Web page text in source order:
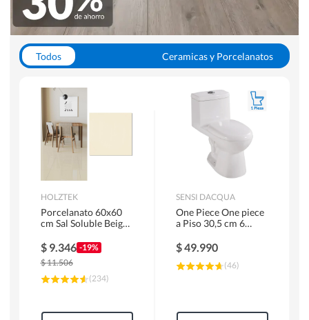
Todos
Ceramicas y Porcelanatos
WC y Sanitarios
Pisos Flotantes y Laminados
Pinturas
HOLZTEK
Porcelanato 60x60
cm Sal Soluble Beige
$ 9.346 -19%
$11.506
(234)
SENSI DACQUA
One Piece One piece
a Piso 30,5 cm 6
$49.990
(46)